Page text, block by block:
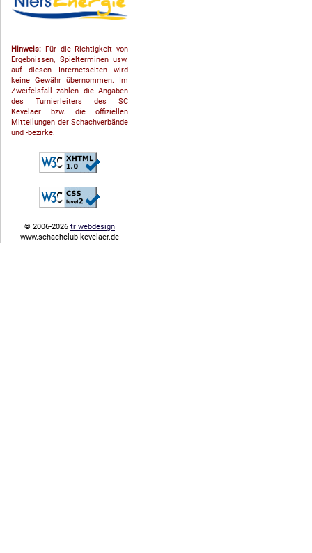
Hinweis: Für die Richtigkeit von
Ergebnissen, Spielterminen usw.
auf diesen Internetseiten wird
keine Gewähr übernommen. Im
Zweifelsfall zählen die Angaben
des Turnierleiters des SC
Kevelaer bzw. die offiziellen
Mitteilungen der Schach­ver­bände
und -bezirke.
© 2006-2026 tr webdesign
www.schachclub-kevelaer.de